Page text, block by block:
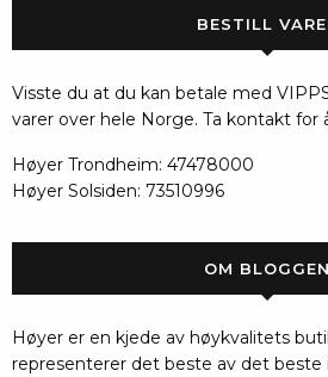
BESTILL
Visste du at du kan betale med
varer over hele Norge. Ta kontakt for
Høyer Trondheim: 47478000
Høyer Solsiden: 73510996
OM BLOGGEN
Høyer er en kjede av høykvalitets
representerer det beste av det